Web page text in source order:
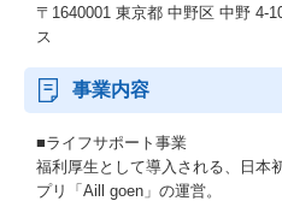
〒1640001 東京都 中野区 中野 4-
ス
事業内容
■ライフサポート事業
福利厚生として導入される、日本
プリ「Aill goen」の運営。